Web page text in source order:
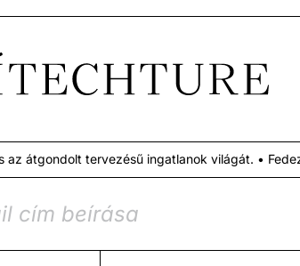
átgondolt tervezésű ingatlanok világát. •